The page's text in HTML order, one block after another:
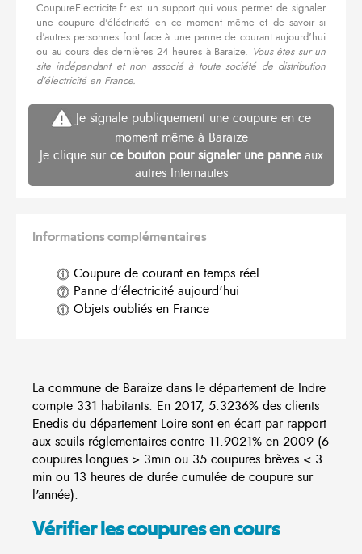
CoupureElectricite.fr est un support qui vous permet de signaler
une coupure d'éléctricité en ce moment même et de savoir si
d'autres personnes font face à une panne de courant aujourd'hui
ou au cours des dernières 24 heures à Baraize. Vous êtes sur un
site indépendant et non associé à toute société de distribution
d'électricité en France.
Je signale publiquement une coupure en ce
moment même à Baraize
Je clique sur ce bouton pour signaler une panneaux
autres Internautes
Informations complémentaires
Coupure de courant en temps réel
Panne d'électricité aujourd'hui
Objets oubliés en France
La commune de Baraize dans le département de Indre
compte 331 habitants. En 2017, 5.3236% des clients
Enedis du département Loire sont en écart par rapport
aux seuils réglementaires contre 11.9021% en 2009 (6
coupures longues > 3min ou 35 coupures brèves < 3
min ou 13 heures de durée cumulée de coupure sur
l'année).
Vérifier les coupures en cours